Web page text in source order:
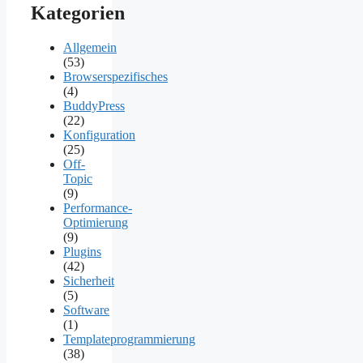
Kategorien
Allgemein
(53)
Browserspezifisches
(4)
BuddyPress
(22)
Konfiguration
(25)
Off-
Topic
(9)
Performance-
Optimierung
(9)
Plugins
(42)
Sicherheit
(5)
Software
(1)
Templateprogrammierung
(38)